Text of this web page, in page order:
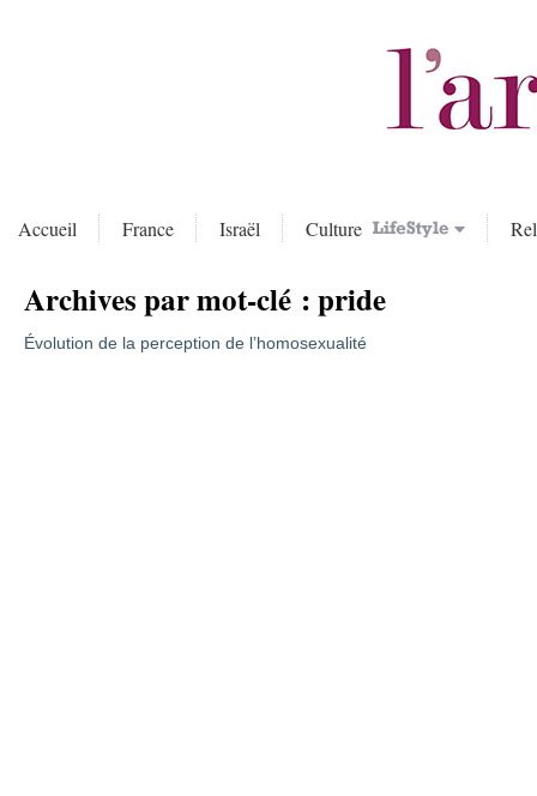
Accueil France Israël Culture
Archives par mot-clé :pride
Évolution de la perception de l’homosexualité